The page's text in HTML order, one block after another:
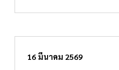
16 มีนาคม 2569